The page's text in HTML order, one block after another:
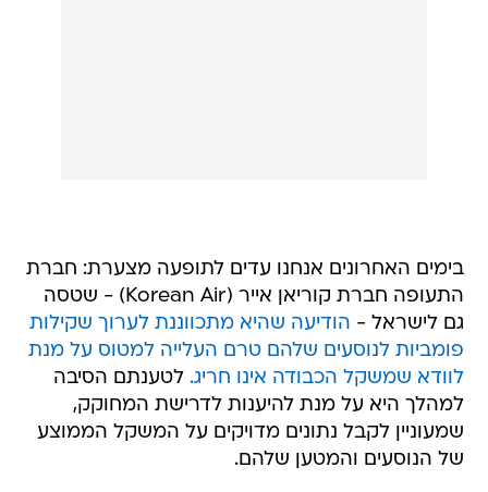
בימים האחרונים אנחנו עדים לתופעה מצערת: חברת
התעופה חברת קוריאן אייר (Korean Air) - שטסה
גם לישראל - הודיעה שהיא מתכווננת לערוך שקילות
פומביות לנוסעים שלהם טרם העלייה למטוס על מנת
לוודא שמשקל הכבודה אינו חריג. לטענתם הסיבה
למהלך היא על מנת להיענות לדרישת המחוקק,
שמעוניין לקבל נתונים מדויקים על המשקל הממוצע
של הנוסעים והמטען שלהם.